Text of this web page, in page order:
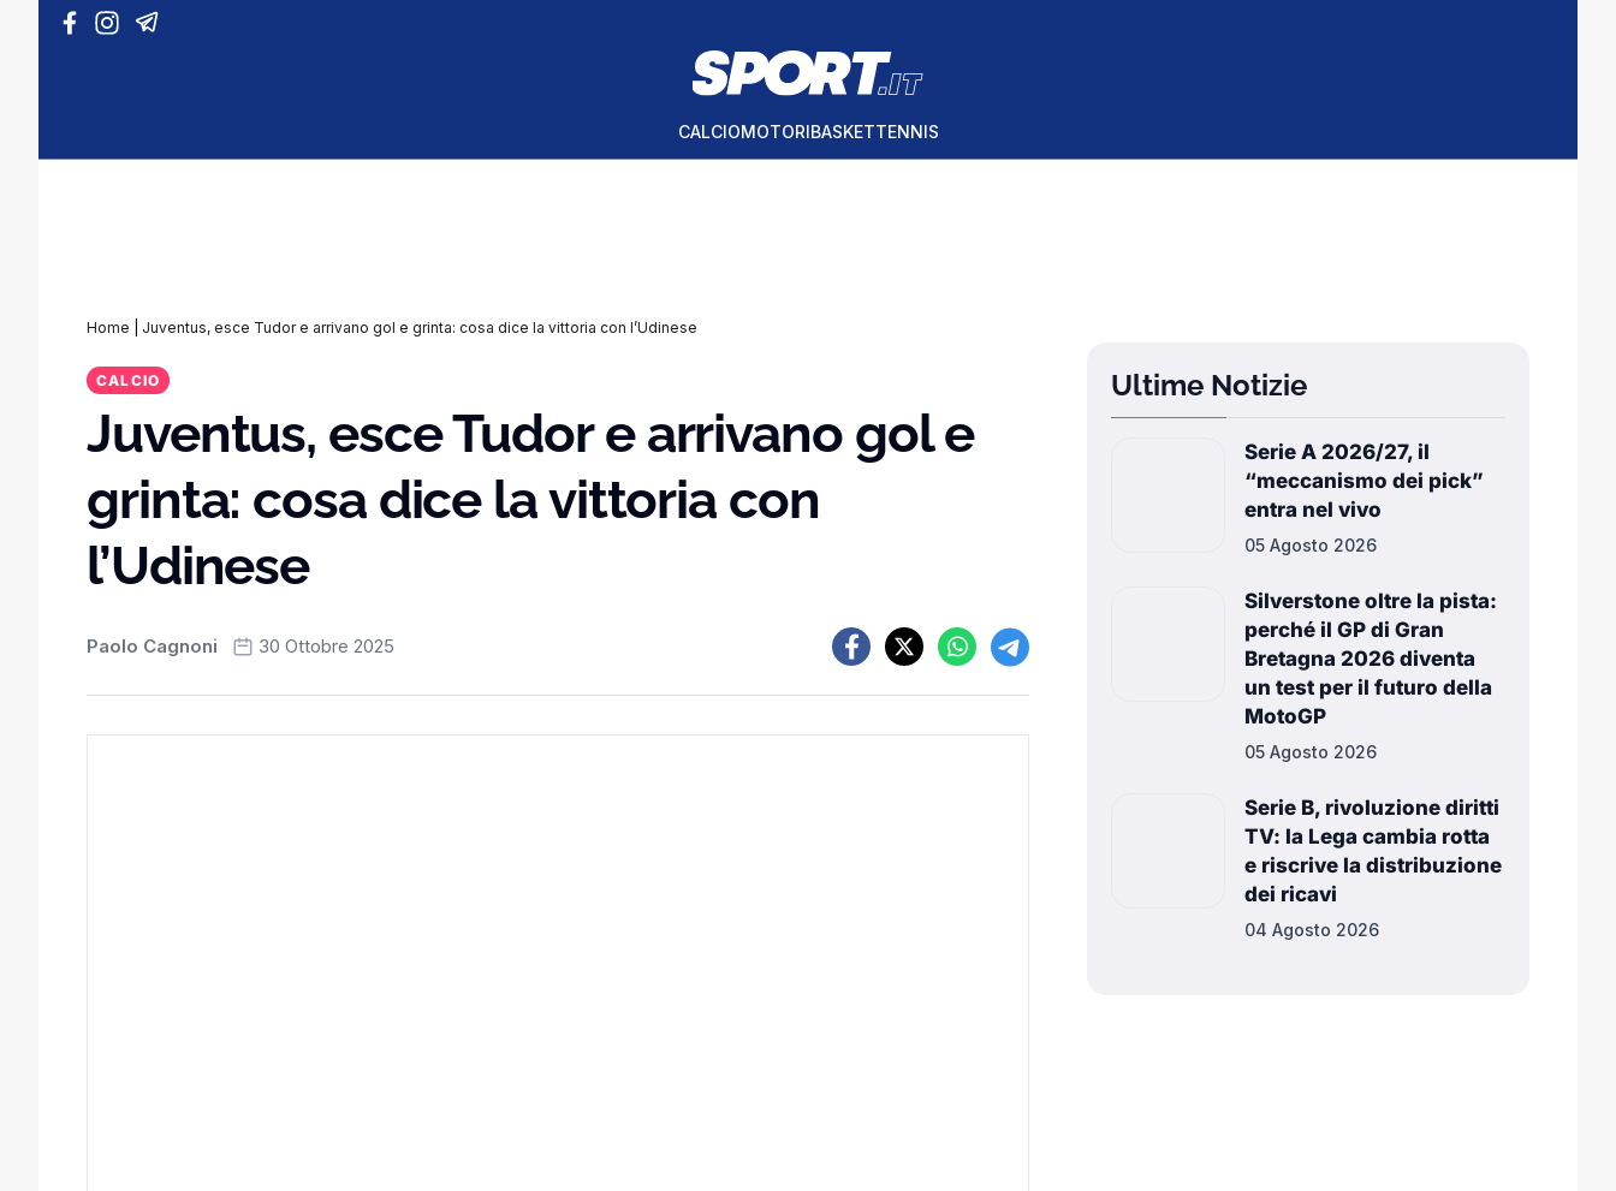
Vai al contenuto
CALCIOMOTORIBASKETTENNIS
Home Juventus, esce Tudor e arrivano gol e grinta: cosa dice la vittoria con l’Udinese
CALCIO
Juventus, esce Tudor e arrivano gol e
grinta: cosa dice la vittoria con
l’Udinese
Paolo Cagnoni 30 Ottobre 2025
Ultime Notizie
Serie A 2026/27, il
“meccanismo dei pick”
entra nel vivo
05 Agosto 2026
Silverstone oltre la pista:
perché il GP di Gran
Bretagna 2026 diventa
un test per il futuro della
MotoGP
05 Agosto 2026
Serie B, rivoluzione diritti
TV: la Lega cambia rotta
e riscrive la distribuzione
dei ricavi
04 Agosto 2026